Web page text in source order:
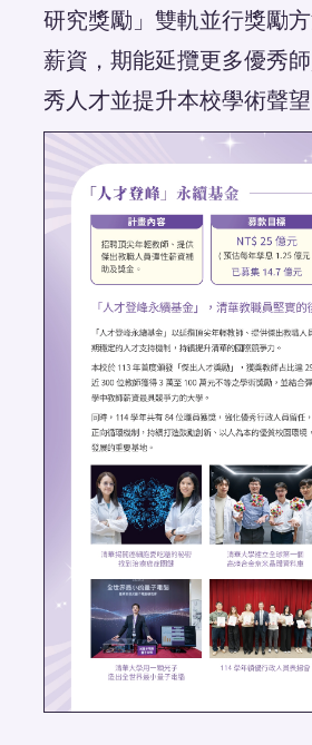
研究獎勵」雙軌並行獎勵
薪資，期能延攬更多優秀
秀人才並提升本校學術聲望